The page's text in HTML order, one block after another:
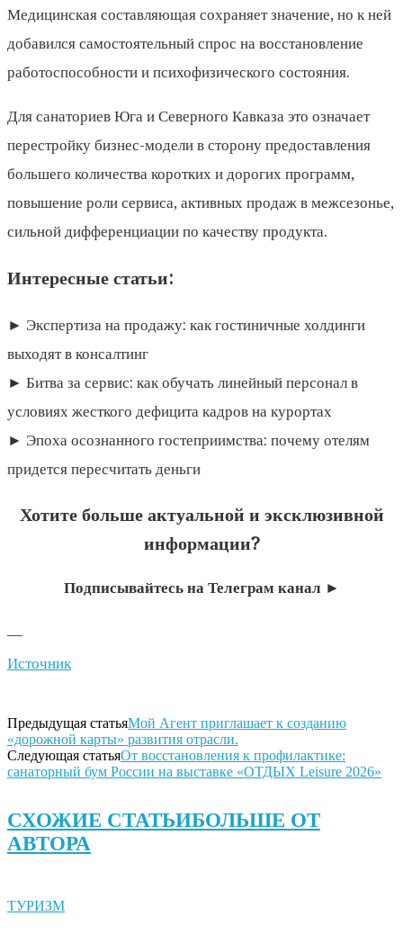
Медицинская составляющая сохраняет значение, но к ней
добавился самостоятельный спрос на восстановление
работоспособности и психофизического состояния.
Для санаториев Юга и Северного Кавказа это означает
перестройку бизнес-модели в сторону предоставления
большего количества коротких и дорогих программ,
повышение роли сервиса, активных продаж в межсезонье,
сильной дифференциации по качеству продукта.
Интересные статьи:
► Экспертиза на продажу: как гостиничные холдинги
выходят в консалтинг
► Битва за сервис: как обучать линейный персонал в
условиях жесткого дефицита кадров на курортах
► Эпоха осознанного гостеприимства: почему отелям
придется пересчитать деньги
Хотите больше актуальной и эксклюзивной
информации?
Подписывайтесь на Телеграм канал ►
—
Источник
Предыдущая статьяМой Агент приглашает к созданию
«дорожной карты» развития отрасли.
Следующая статьяОт восстановления к профилактике:
санаторный бум России на выставке «ОТДЫХ Leisure 2026»
СХОЖИЕ СТАТЬИБОЛЬШЕ ОТ
АВТОРА
ТУРИЗМ